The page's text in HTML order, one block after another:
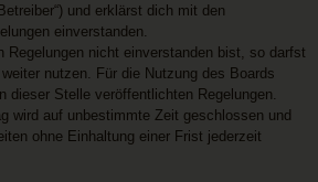
und erklärst dich mit den
einverstanden.
Regelungen nicht einverstanden bist, so darfst
nutzen. Für die Nutzung des Boards
dieser Stelle veröffentlichten Regelungen.
wird auf unbestimmte Zeit geschlossen und
ohne Einhaltung einer Frist jederzeit